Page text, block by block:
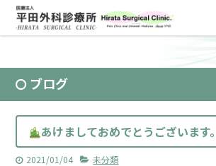
ブログ
あけましておめでとうございます。
2021/01/04 未分類